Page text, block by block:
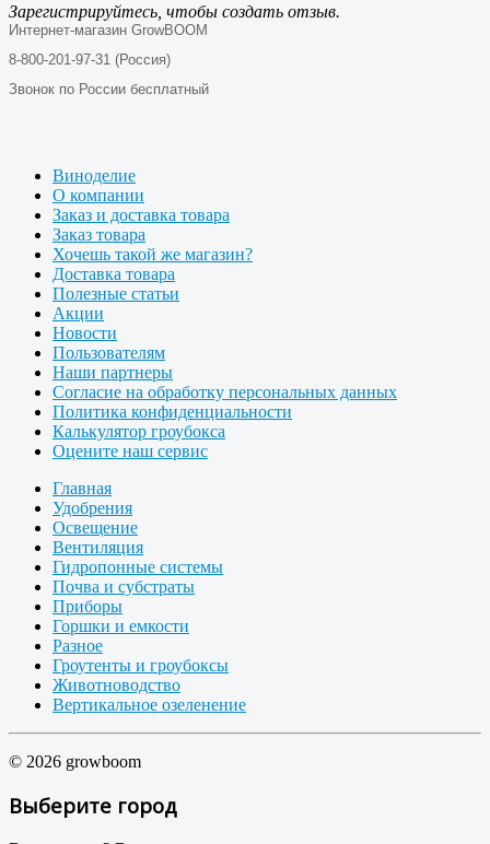
Зарегистрируйтесь, чтобы создать отзыв.
Интернет-магазин GrowBOOM
8-800-201-97-31 (Россия)
Звонок по России бесплатный
Виноделие
О компании
Заказ и доставка товара
Заказ товара
Хочешь такой же магазин?
Доставка товара
Полезные статьи
Акции
Новости
Пользователям
Наши партнеры
Согласие на обработку персональных данных
Политика конфиденциальности
Калькулятор гроубокса
Оцените наш сервис
Главная
Удобрения
Освещение
Вентиляция
Гидропонные системы
Почва и субстраты
Приборы
Горшки и емкости
Разное
Гроутенты и гроубоксы
Животноводство
Вертикальное озеленение
© 2026 growboom
Выберите город